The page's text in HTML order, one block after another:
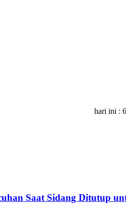
hari ini :
Saat Sidang Ditutup